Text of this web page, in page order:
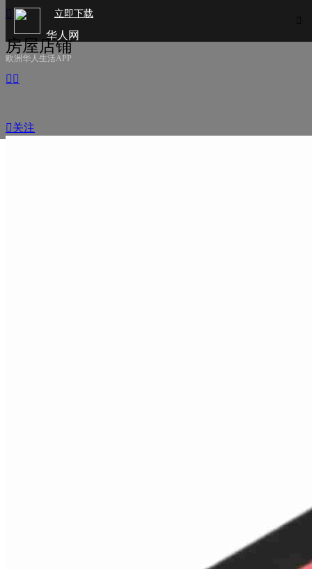

立即下载
华人网
欧洲华人生活APP
房屋店铺
 
 关注